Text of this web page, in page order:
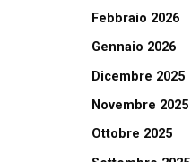
Febbraio 2026
Gennaio 2026
Dicembre 2025
Novembre 2025
Ottobre 2025